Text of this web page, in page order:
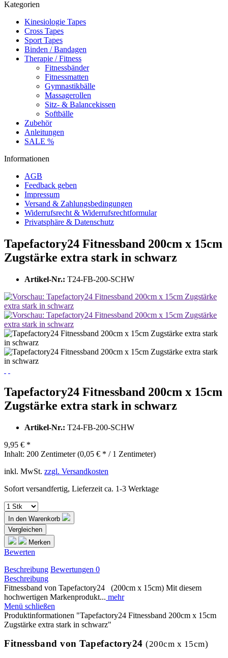
Kategorien
Kinesiologie Tapes
Cross Tapes
Sport Tapes
Binden / Bandagen
Therapie / Fitness
Fitnessbänder
Fitnessmatten
Gymnastikbälle
Massagerollen
Sitz- & Balancekissen
Softbälle
Zubehör
Anleitungen
SALE %
Informationen
AGB
Feedback geben
Impressum
Versand & Zahlungsbedingungen
Widerrufsrecht & Widerrufsrechtformular
Privatsphäre & Datenschutz
Tapefactory24 Fitnessband 200cm x 15cm
Zugstärke extra stark in schwarz
Artikel-Nr.: T24-FB-200-SCHW
Tapefactory24 Fitnessband 200cm x 15cm
Zugstärke extra stark in schwarz
Artikel-Nr.: T24-FB-200-SCHW
9,95 € *
Inhalt: 200 Zentimeter (0,05 € * / 1 Zentimeter)
inkl. MwSt. zzgl. Versandkosten
Sofort versandfertig, Lieferzeit ca. 1-3 Werktage
In den Warenkorb
Vergleichen
Merken
Bewerten
Beschreibung Bewertungen 0
Beschreibung
Fitnessband von Tapefactory24 (200cm x 15cm) Mit diesem
hochwertigen Markenprodukt... mehr
Menü schließen
Produktinformationen "Tapefactory24 Fitnessband 200cm x 15cm
Zugstärke extra stark in schwarz"
Fitnessband von Tapefactory24 (200cm x 15cm)